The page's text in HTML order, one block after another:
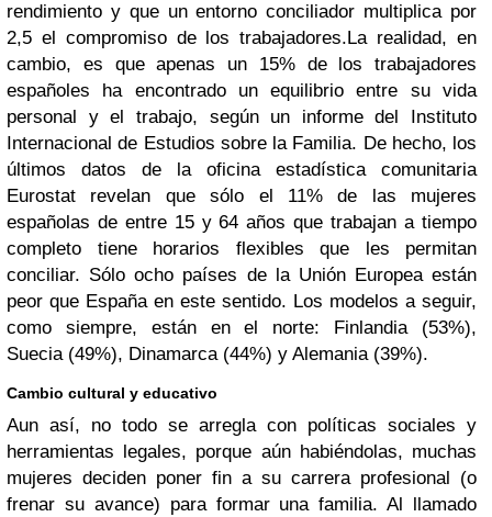
rendimiento y que un entorno conciliador multiplica por
2,5 el compromiso de los trabajadores.La realidad, en
cambio, es que apenas un 15% de los trabajadores
españoles ha encontrado un equilibrio entre su vida
personal y el trabajo, según un informe del Instituto
Internacional de Estudios sobre la Familia. De hecho, los
últimos datos de la oficina estadística comunitaria
Eurostat revelan que sólo el 11% de las mujeres
españolas de entre 15 y 64 años que trabajan a tiempo
completo tiene horarios flexibles que les permitan
conciliar. Sólo ocho países de la Unión Europea están
peor que España en este sentido. Los modelos a seguir,
como siempre, están en el norte: Finlandia (53%),
Suecia (49%), Dinamarca (44%) y Alemania (39%).
Cambio cultural y educativo
Aun así, no todo se arregla con políticas sociales y
herramientas legales, porque aún habiéndolas, muchas
mujeres deciden poner fin a su carrera profesional (o
frenar su avance) para formar una familia. Al llamado